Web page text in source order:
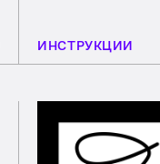
ИНСТРУКЦИИ